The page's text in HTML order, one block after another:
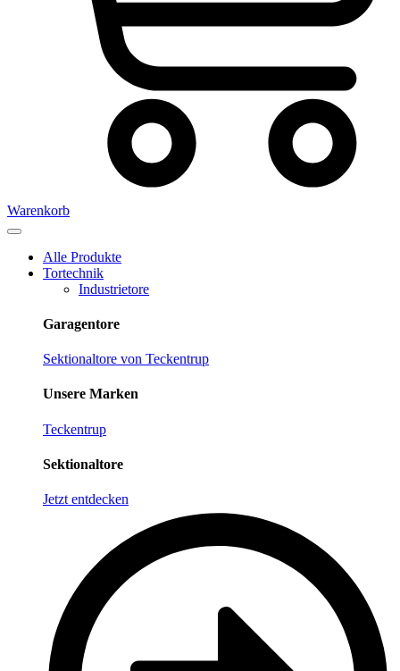
Warenkorb
Alle Produkte
Tortechnik
Industrietore
Garagentore
Sektionaltore von Teckentrup
Unsere Marken
Teckentrup
Sektionaltore
Jetzt entdecken